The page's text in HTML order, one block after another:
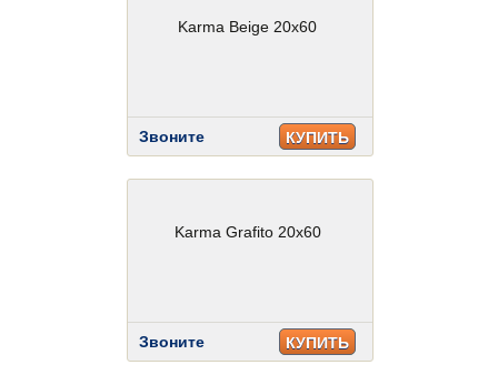
Karma Beige 20x60
Звоните КУПИТЬ
Karma Grafito 20x60
Звоните КУПИТЬ